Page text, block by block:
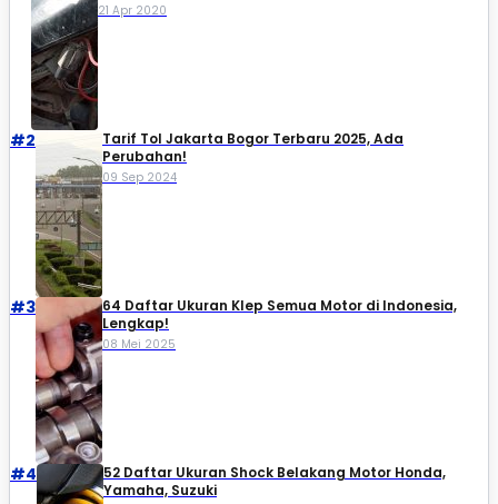
21 Apr 2020
#2
Tarif Tol Jakarta Bogor Terbaru 2025, Ada
Perubahan!
09 Sep 2024
#3
64 Daftar Ukuran Klep Semua Motor di Indonesia,
Lengkap!
08 Mei 2025
#4
52 Daftar Ukuran Shock Belakang Motor Honda,
Yamaha, Suzuki​